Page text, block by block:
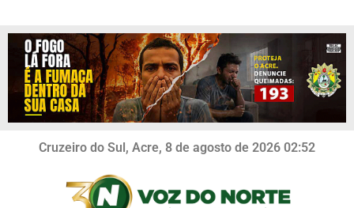
Cruzeiro do Sul, Acre, 8 de agosto de 2026 02:52